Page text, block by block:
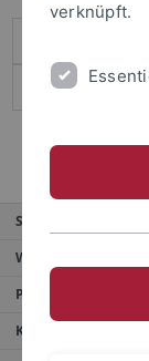
Service
Weitere Angebote
Portale
Kontaktinfo
verknüpft.